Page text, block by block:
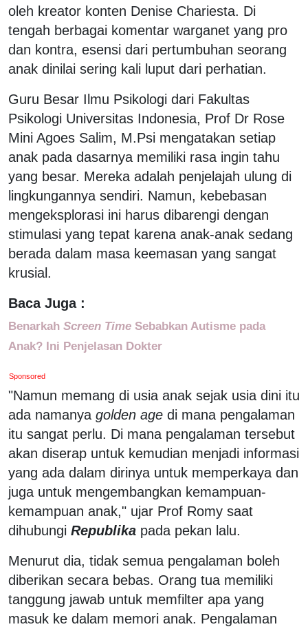
oleh kreator konten Denise Chariesta. Di
tengah berbagai komentar warganet yang pro
dan kontra, esensi dari pertumbuhan seorang
anak dinilai sering kali luput dari perhatian.
Guru Besar Ilmu Psikologi dari Fakultas
Psikologi Universitas Indonesia, Prof Dr Rose
Mini Agoes Salim, M.Psi mengatakan setiap
anak pada dasarnya memiliki rasa ingin tahu
yang besar. Mereka adalah penjelajah ulung di
lingkungannya sendiri. Namun, kebebasan
mengeksplorasi ini harus dibarengi dengan
stimulasi yang tepat karena anak-anak sedang
berada dalam masa keemasan yang sangat
krusial.
Baca Juga :
Benarkah Screen Time Sebabkan Autisme pada
Anak? Ini Penjelasan Dokter
Sponsored
"Namun memang di usia anak sejak usia dini itu
ada namanya golden age di mana pengalaman
itu sangat perlu. Di mana pengalaman tersebut
akan diserap untuk kemudian menjadi informasi
yang ada dalam dirinya untuk memperkaya dan
juga untuk mengembangkan kemampuan-
kemampuan anak," ujar Prof Romy saat
dihubungi Republika pada pekan lalu.
Menurut dia, tidak semua pengalaman boleh
diberikan secara bebas. Orang tua memiliki
tanggung jawab untuk memfilter apa yang
masuk ke dalam memori anak. Pengalaman